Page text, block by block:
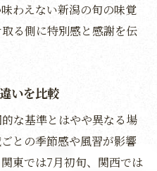
わえない新潟の旬の味覚
る側に特別感と感謝を伝
いを比較
な基準とはやや異なる場
との季節感や風習が影響
東では7月初旬、関西では